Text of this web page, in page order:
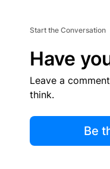
Start the Conversation
Have
Leave a
think.
Be